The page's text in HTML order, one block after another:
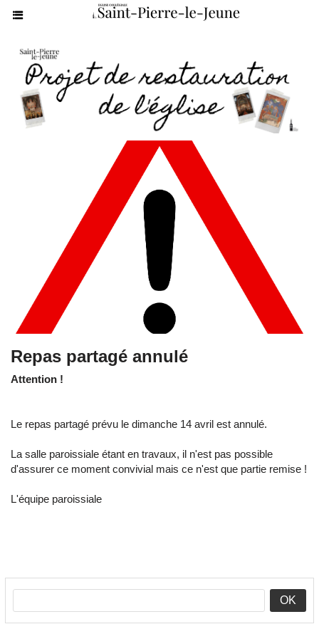
Repas partagé annulé
Attention !
Le repas partagé prévu le dimanche 14 avril est annulé.
La salle paroissiale étant en travaux, il n'est pas possible
d'assurer ce moment convivial mais ce n'est que partie remise !
L'équipe paroissiale
OK